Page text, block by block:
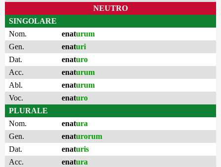
NEUTRO
SINGOLARE
Nom.
enaturum
Gen.
enaturi
Dat.
enaturo
Acc.
enaturum
Abl.
enaturum
Voc.
enaturo
PLURALE
Nom.
enatura
Gen.
enaturorum
Dat.
enaturis
Acc.
enatura